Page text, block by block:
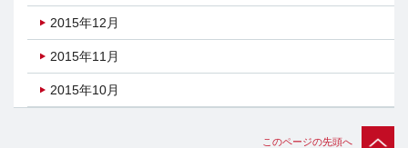
2015年12月
2015年11月
2015年10月
このページの先頭へ